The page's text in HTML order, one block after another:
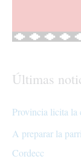
Últimas
Provincia licita la
A preparar la
Cordecc